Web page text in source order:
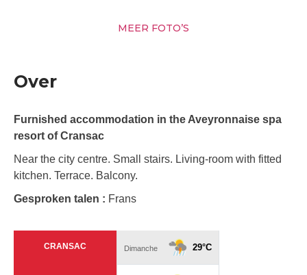
MEER FOTO’S
Over
Furnished accommodation in the Aveyronnaise spa
resort of Cransac
Near the city centre. Small stairs. Living-room with fitted
kitchen. Terrace. Balcony.
Gesproken talen : Frans